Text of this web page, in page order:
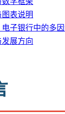
表说明
子银行中的多
展方向